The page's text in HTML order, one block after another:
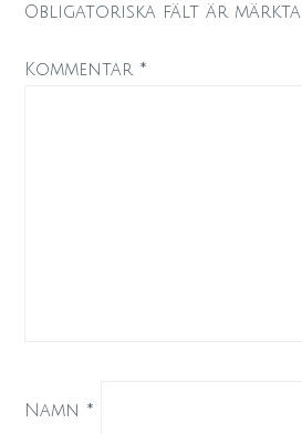
Obligatoriska fält är märkta
Kommentar *
Namn *